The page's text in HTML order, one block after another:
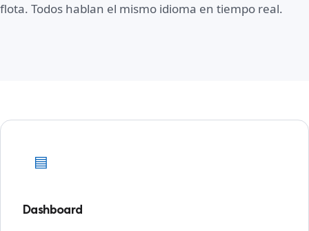
flota. Todos hablan el mismo idioma en tiempo real.
▤
Dashboard